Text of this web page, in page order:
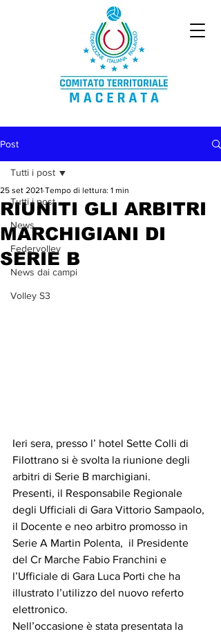
Post
Tutti i post
News
Federvolley
News dai campi
Volley S3
Tutti i post
RIUNITI GLI ARBITRI
MARCHIGIANI DI
SERIE B
25 set 2021 Tempo di lettura: 1 min
Ieri sera, presso l’ hotel Sette Colli di
Filottrano si è svolta la riunione degli
arbitri di Serie B marchigiani.
Presenti, il Responsabile Regionale
degli Ufficiali di Gara Vittorio Sampaolo,
il Docente e neo arbitro promosso in
Serie A Martin Polenta,  il Presidente
del Cr Marche Fabio Franchini e
l’Ufficiale di Gara Luca Porti che ha
illustrato l’utilizzo del nuovo referto
elettronico.
Nell’occasione è stata presentata la